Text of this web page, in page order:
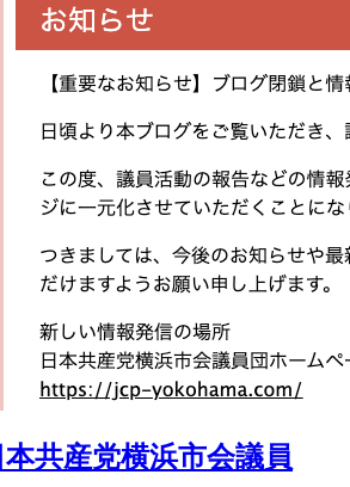
共産党横浜市会議員